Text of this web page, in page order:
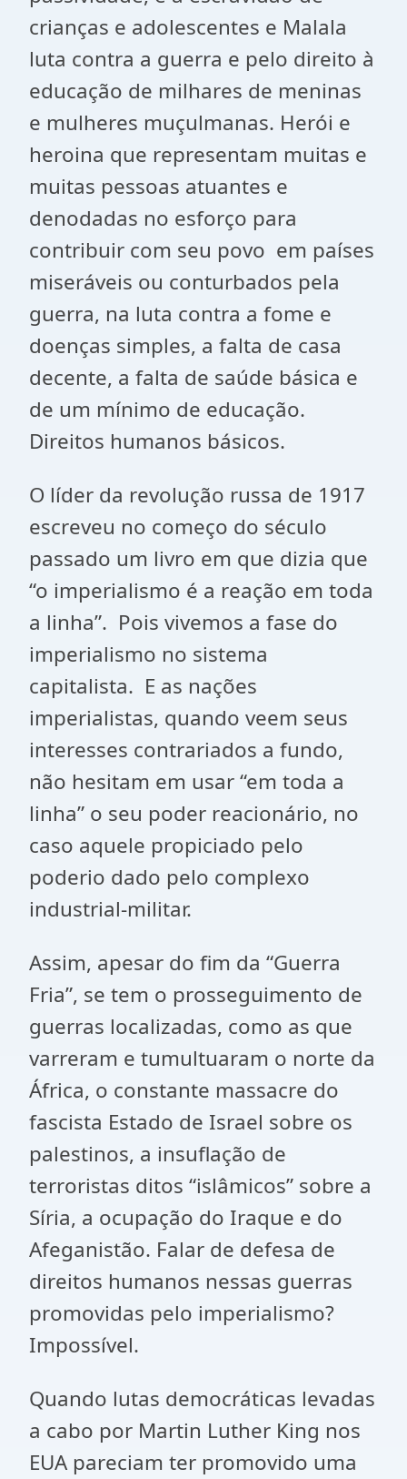
crianças e adolescentes e Malala
luta contra a guerra e pelo direito à
educação de milhares de meninas
e mulheres muçulmanas. Herói e
heroina que representam muitas e
muitas pessoas atuantes e
denodadas no esforço para
contribuir com seu povo em países
miseráveis ou conturbados pela
guerra, na luta contra a fome e
doenças simples, a falta de casa
decente, a falta de saúde básica e
de um mínimo de educação.
Direitos humanos básicos.
O líder da revolução russa de 1917
escreveu no começo do século
passado um livro em que dizia que
“o imperialismo é a reação em toda
a linha”. Pois vivemos a fase do
imperialismo no sistema
capitalista. E as nações
imperialistas, quando veem seus
interesses contrariados a fundo,
não hesitam em usar “em toda a
linha” o seu poder reacionário, no
caso aquele propiciado pelo
poderio dado pelo complexo
industrial-militar.
Assim, apesar do fim da “Guerra
Fria”, se tem o prosseguimento de
guerras localizadas, como as que
varreram e tumultuaram o norte da
África, o constante massacre do
fascista Estado de Israel sobre os
palestinos, a insuflação de
terroristas ditos “islâmicos” sobre a
Síria, a ocupação do Iraque e do
Afeganistão. Falar de defesa de
direitos humanos nessas guerras
promovidas pelo imperialismo?
Impossível.
Quando lutas democráticas levadas
a cabo por Martin Luther King nos
EUA pareciam ter promovido uma